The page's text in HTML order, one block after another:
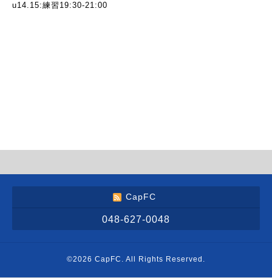
u14.15:練習19:30-21:00
CapFC
048-627-0048
©2026 CapFC . All Rights Reserved.